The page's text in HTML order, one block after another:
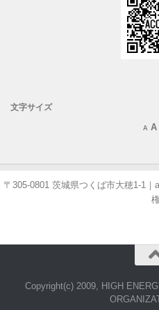
文字サイズ
A A
〒305-0801 茨城県つくば市大穂1-1｜
Copyright(c) 2009, HIGH